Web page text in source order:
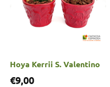
Hoya Kerrii S. Valentino
€9,00